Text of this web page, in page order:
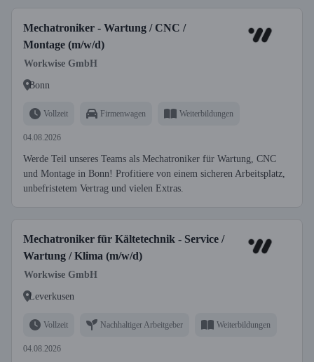
Mechatroniker - Wartung / CNC /
Montage (m/w/d)
Workwise GmbH
Bonn
Vollzeit Firmenwagen Weiterbildungen
04.08.2026
Werde Teil unseres Teams als Mechatroniker für Wartung, CNC
und Montage in Bonn! Profitiere von einem sicheren Arbeitsplatz,
unbefristetem Vertrag und vielen Extras.
Mechatroniker für Kältetechnik - Service /
Wartung / Klima (m/w/d)
Workwise GmbH
Leverkusen
Vollzeit Nachhaltiger Arbeitgeber Weiterbildungen
04.08.2026